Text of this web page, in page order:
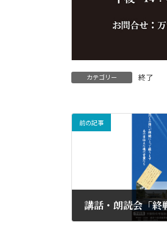
カテゴリー 終了
前の記事